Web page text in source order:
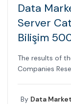
Data
Server
Bilişim
The results of
Companies
By Data Market